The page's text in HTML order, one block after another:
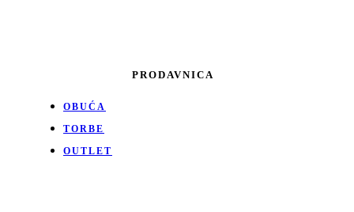
PRODAVNICA
OBUĆA
TORBE
OUTLET